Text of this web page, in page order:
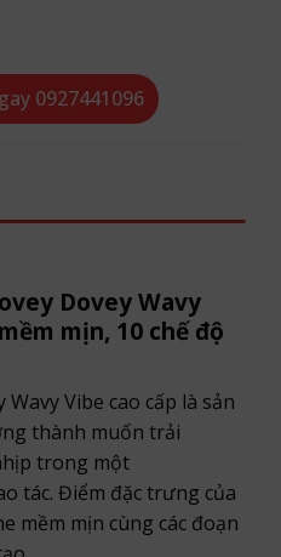
số lượng
0927441096
Dovey Wavy
mịn, 10 chế độ
Vibe cao cấp là sản
thành muốn trải
trong một
tác. Điểm đặc trưng của
mềm mịn cùng các đoạn